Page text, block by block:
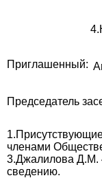
Приглашенный:
Председатель
членами
3.Джалилова Д.М.
сведению.